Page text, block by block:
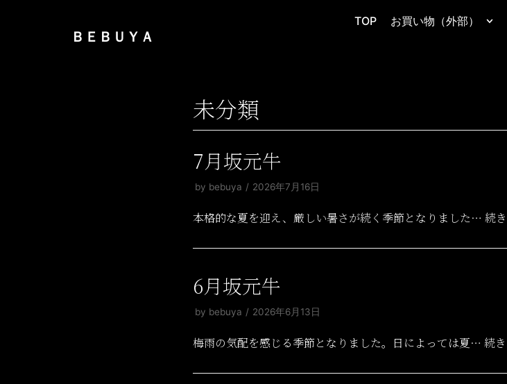
ＢＥＢＵＹＡ
TOP お買い物（外部）
未分類
7月坂元牛
by bebuya 2026年7月16日
本格的な夏を迎え、厳しい暑さが続く季節となりました… 続
6月坂元牛
by bebuya 2026年6月13日
梅雨の気配を感じる季節となりました。日によっては夏… 続